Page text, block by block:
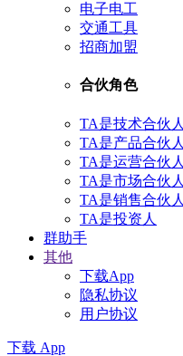
电子电工
交通工具
招商加盟
合伙角色
TA是技术合伙人
TA是产品合伙人
TA是运营合伙人
TA是市场合伙人
TA是销售合伙人
TA是投资人
群助手
其他
下载App
隐私协议
用户协议
下载 App